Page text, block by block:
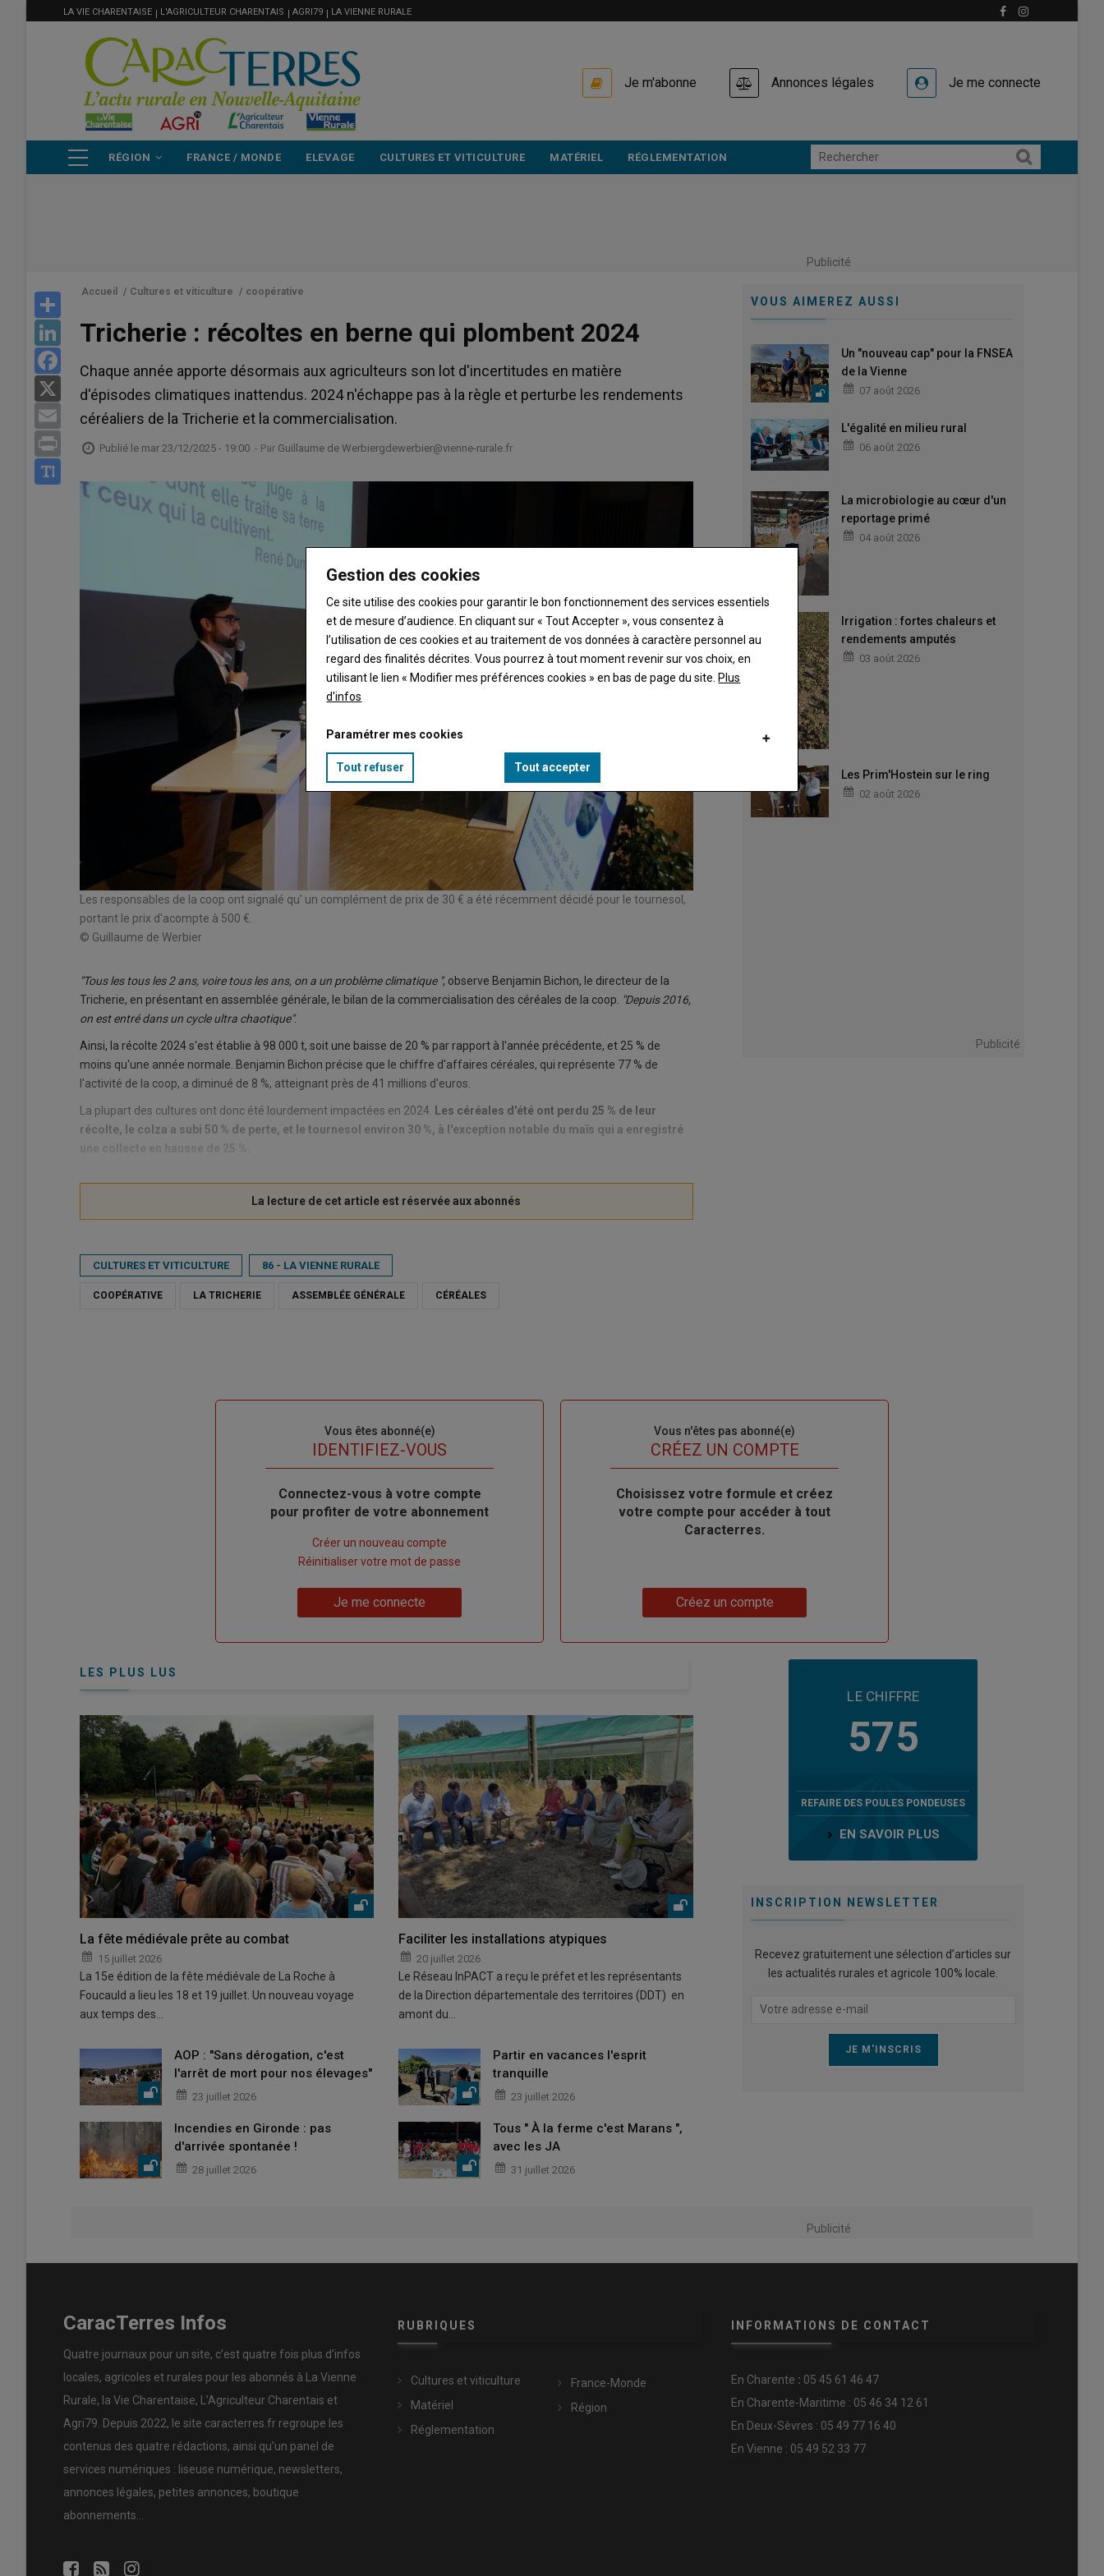
MENU
FILIÈRE
LA VIE CHARENTAISE L'AGRICULTEUR CHARENTAIS AGRI79 LA VIENNE RURALE
Je m'abonne Annonces légales Je me connecte
PRINCIPALE
RÉGION FRANCE / MONDE ELEVAGE CULTURES ET VITICULTURE MATÉRIEL RÉGLEMENTATION
Publicité
LinkedIn
Email
Print
Accueil / Cultures et viticulture / coopérative
Tricherie : récoltes en berne qui plombent 2024
Chaque année apporte désormais aux agriculteurs son lot d'incertitudes en matière
d'épisodes climatiques inattendus. 2024 n'échappe pas à la règle et perturbe les rendements
céréaliers de la Tricherie et la commercialisation.
Publié le mar 23/12/2025 - 19:00 - Par Guillaume de Werbiergdewerbier@vienne-rurale.fr
Les responsables de la coop ont signalé qu' un complément de prix de 30 € a été récemment décidé pour le tournesol,
portant le prix d'acompte à 500 €.
© Guillaume de Werbier
"Tous les tous les 2 ans, voire tous les ans, on a un problème climatique ", observe Benjamin Bichon, le directeur de la
Tricherie, en présentant en assemblée générale, le bilan de la commercialisation des céréales de la coop.
"Depuis 2016,
on est entré dans un cycle ultra chaotique".
Ainsi, la récolte 2024 s'est établie à 98 000 t, soit une baisse de 20 % par rapport à l'année précédente, et 25 % de
moins qu'une année normale. Benjamin Bichon précise que le chiffre d'affaires céréales, qui représente 77 % de
l'activité de la coop, a diminué de 8 %, atteignant près de 41 millions d'euros.
La plupart des cultures ont donc été lourdement impactées en 2024.
Les céréales d'été ont perdu 25 % de leur
récolte, le colza a subi 50 % de perte, et le tournesol environ 30 %, à l'exception notable du maïs qui a enregistré
une collecte en hausse de 25 %.
CULTURES ET VITICULTURE 86 - LA VIENNE RURALE
COOPÉRATIVE LA TRICHERIE ASSEMBLÉE GÉNÉRALE CÉRÉALES
VOUS AIMEREZ AUSSI
Un "nouveau cap" pour la FNSEA
de la Vienne
07 août 2026
L'égalité en milieu rural
06 août 2026
La microbiologie au cœur d'un
reportage primé
04 août 2026
Irrigation : fortes chaleurs et
rendements amputés
03 août 2026
Les Prim'Hostein sur le ring
02 août 2026
Publicité
Vous êtes abonné(e)
IDENTIFIEZ-VOUS
Body
Connectez-vous à votre compte
pour profiter de votre abonnement
compte"
Créer un nouveau compte
Réinitialiser votre mot de passe
Je me connecte
Vous n'êtes pas abonné(e)
TITRECRÉEZ UN COMPTE
Body
Choisissez votre formule et créez
votre compte pour accéder à tout
Caracterres.
Créez un compte
LES PLUS LUS
La fête médiévale prête au combat
15 juillet 2026
La 15e édition de la fête médiévale de La Roche à
Foucauld a lieu les 18 et 19 juillet. Un nouveau voyage
aux temps des…
Faciliter les installations atypiques
20 juillet 2026
Le Réseau InPACT a reçu le préfet et les représentants
de la Direction départementale des territoires (DDT) en
amont du…
AOP : "Sans dérogation, c'est
l'arrêt de mort pour nos élevages"
23 juillet 2026
Partir en vacances l'esprit
tranquille
23 juillet 2026
Incendies en Gironde : pas
d'arrivée spontanée !
28 juillet 2026
Tous " À la ferme c'est Marans ",
avec les JA
31 juillet 2026
LE CHIFFRE
575
REFAIRE DES POULES PONDEUSES
EN SAVOIR PLUS
INSCRIPTION NEWSLETTER
Recevez gratuitement une sélection d’articles sur
les actualités rurales et agricole 100% locale.
Publicité
CaracTerres Infos
Quatre journaux pour un site, c’est quatre fois plus d’infos
locales, agricoles et rurales pour les abonnés à La Vienne
Rurale, la Vie Charentaise, L’Agriculteur Charentais et
Agri79. Depuis 2022, le site caracterres.fr regroupe les
contenus des quatre rédactions, ainsi qu’un panel de
services numériques : liseuse numérique, newsletters,
annonces légales, petites annonces, boutique
abonnements…
RUBRIQUES
Cultures et viticulture
Matériel
Réglementation
France-Monde
Région
INFORMATIONS DE CONTACT
En Charente : 05 45 61 46 47
En Charente-Maritime : 05 46 34 12 61
En Deux-Sèvres : 05 49 77 16 40
En Vienne : 05 49 52 33 77
Gestion des cookies
Ce site utilise des cookies pour garantir le bon fonctionnement des services essentiels
et de mesure d’audience. En cliquant sur « Tout Accepter », vous consentez à
l’utilisation de ces cookies et au traitement de vos données à caractère personnel au
regard des finalités décrites. Vous pourrez à tout moment revenir sur vos choix, en
utilisant le lien « Modifier mes préférences cookies » en bas de page du site. Plus
d'infos
Paramétrer mes cookies
Tout refuser Tout accepter